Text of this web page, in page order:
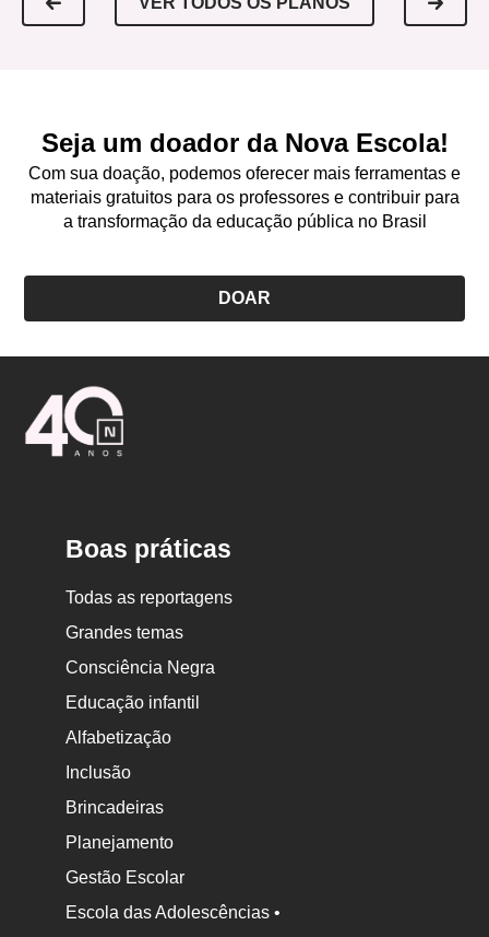
Seja um doador da Nova Escola!
Com sua doação, podemos oferecer mais ferramentas e
materiais gratuitos para os professores e contribuir para
a transformação da educação pública no Brasil
DOAR
Boas práticas
Todas as reportagens
Grandes temas
Consciência Negra
Educação infantil
Alfabetização
Inclusão
Brincadeiras
Planejamento
Gestão Escolar
Escola das Adolescências •